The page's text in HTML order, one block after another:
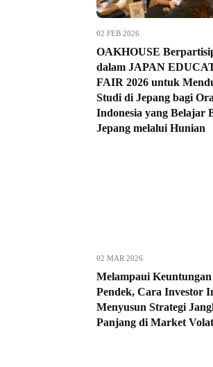
02 FEB 2026
OAKHOUSE
dalam JAPAN
FAIR 2026 untuk
Studi di Jepang bagi
Indonesia yang Belajar
Jepang melalui Hunian
02 MAR 2026
Melampaui
Pendek, Cara Investor
Menyusun Strategi
Panjang di Market